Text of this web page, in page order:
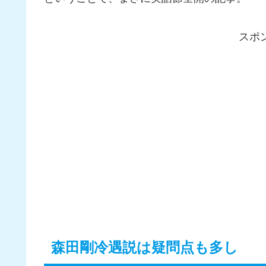
スポ
森田剛冷遇説は疑問点も多し